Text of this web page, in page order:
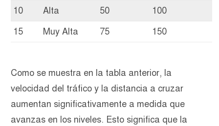
10 Alta 50
100
15
Muy Alta 75 150
Como se muestra en la tabla anterior, la
velocidad del tráfico y la distancia a cruzar
aumentan significativamente a medida que
avanzas en los niveles. Esto significa que la